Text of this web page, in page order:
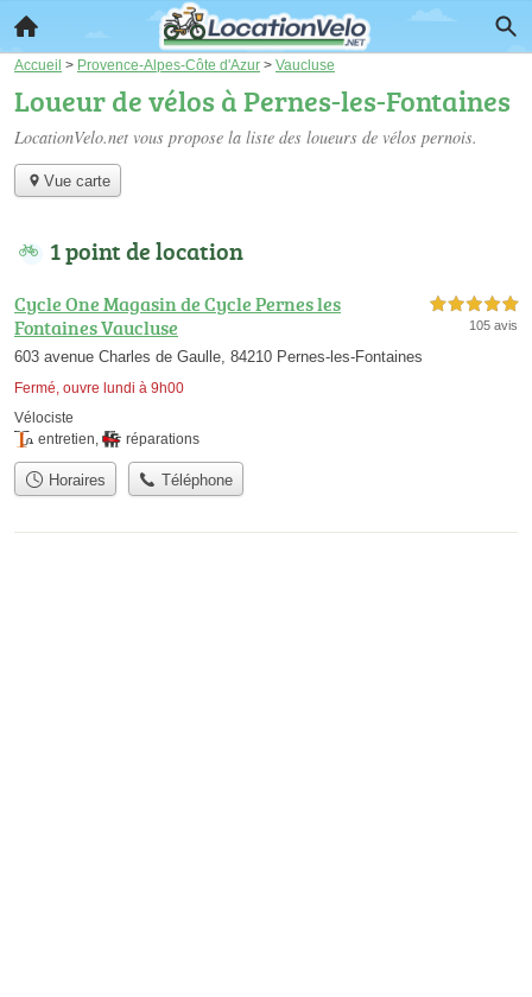
Accueil > Provence-Alpes-Côte d'Azur > Vaucluse
Loueur de vélos à Pernes-les-Fontaines
LocationVelo.net vous propose la liste des loueurs de vélos pernois.
Vue carte
1 point de location
Cycle One Magasin de Cycle Pernes les
Fontaines Vaucluse
603 avenue Charles de Gaulle, 84210 Pernes-les-Fontaines
Fermé, ouvre lundi à 9h00
5,0 étoiles sur 5
105 avis
Vélociste
entretien, réparations
Horaires Téléphone